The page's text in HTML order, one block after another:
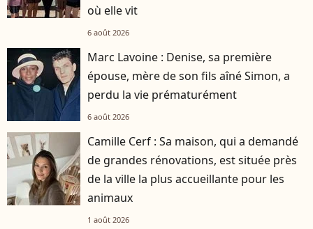
où elle vit
6 août 2026
Marc Lavoine : Denise, sa première
épouse, mère de son fils aîné Simon, a
perdu la vie prématurément
6 août 2026
Camille Cerf : Sa maison, qui a demandé
de grandes rénovations, est située près
de la ville la plus accueillante pour les
animaux
1 août 2026